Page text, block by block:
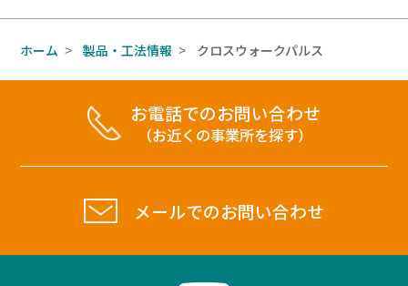
ホーム > 製品・工法情報 > クロスウォークパルス
お電話でのお問い合わせ
（お近くの事業所を探す）
メールでのお問い合わせ